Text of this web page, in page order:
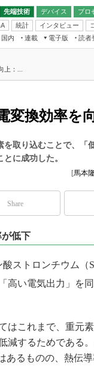
先端技術
デバイス
プロ
統計 インタビュー
フィジカルAI
読者調査（EE Times Research
IoT
電源設計（EDN Japan）
エレクトロニクス入門（EDN
国内
連載
大
電子版
読者
：...
変換効率を
取り込むことで、「
に成功した。
[馬本
Share
低下
ストロンチウム（
高い電気出力」を
これまで、重元
減するためである
あるものの、熱伝